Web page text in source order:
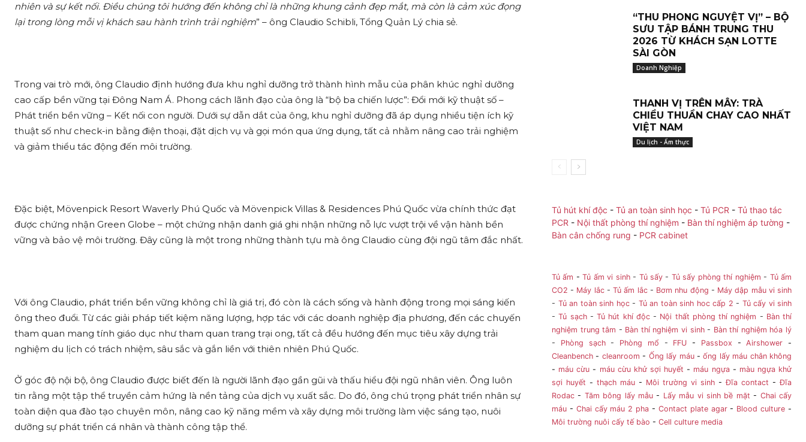
nhiên và sự kết nối. Điều chúng tôi hướng đến không chỉ là những khung cảnh đẹp mắt, mà còn là cảm xúc đọng
lại trong lòng mỗi vị khách sau hành trình trải nghiệm” – ông Claudio Schibli, Tổng Quản Lý chia sẻ.
Trong vai trò mới, ông Claudio định hướng đưa khu nghỉ dưỡng trở thành hình mẫu của phân khúc nghỉ dưỡng
cao cấp bền vững tại Đông Nam Á. Phong cách lãnh đạo của ông là “bộ ba chiến lược”: Đổi mới kỹ thuật số –
Phát triển bền vững – Kết nối con người. Dưới sự dẫn dắt của ông, khu nghỉ dưỡng đã áp dụng nhiều tiện ích kỹ
thuật số như check-in bằng điện thoại, đặt dịch vụ và gọi món qua ứng dụng, tất cả nhằm nâng cao trải nghiệm
và giảm thiểu tác động đến môi trường.
Đặc biệt, Mövenpick Resort Waverly Phú Quốc và Mövenpick Villas & Residences Phú Quốc vừa chính thức đạt
được chứng nhận Green Globe – một chứng nhận danh giá ghi nhận những nỗ lực vượt trội về vận hành bền
vững và bảo vệ môi trường. Đây cũng là một trong những thành tựu mà ông Claudio cùng đội ngũ tâm đắc nhất.
Với ông Claudio, phát triển bền vững không chỉ là giá trị, đó còn là cách sống và hành động trong mọi sáng kiến
ông theo đuổi. Từ các giải pháp tiết kiệm năng lượng, hợp tác với các doanh nghiệp địa phương, đến các chuyến
tham quan mang tính giáo dục như tham quan trang trại ong, tất cả đều hướng đến mục tiêu xây dựng trải
nghiệm du lịch có trách nhiệm, sâu sắc và gắn liền với thiên nhiên Phú Quốc.
Ở góc độ nội bộ, ông Claudio được biết đến là người lãnh đạo gần gũi và thấu hiểu đội ngũ nhân viên. Ông luôn
tin rằng một tập thể truyền cảm hứng là nền tảng của dịch vụ xuất sắc. Do đó, ông chú trọng phát triển nhân sự
toàn diện qua đào tạo chuyên môn, nâng cao kỹ năng mềm và xây dựng môi trường làm việc sáng tạo, nuôi
dưỡng sự phát triển cá nhân và thành công tập thể.
“THU PHONG NGUYỆT VỊ” – BỘ
SƯU TẬP BÁNH TRUNG THU
2026 TỪ KHÁCH SẠN LOTTE
SÀI GÒN
Doanh Nghiệp
THANH VỊ TRÊN MÂY: TRÀ
CHIỀU THUẦN CHAY CAO NHẤT
VIỆT NAM
Du lịch - Ẩm thực
Tủ hút khí độc - Tủ an toàn sinh học - Tủ PCR - Tủ thao tác
PCR - Nội thất phòng thí nghiệm - Bàn thí nghiệm áp tường -
Bàn cân chống rung - PCR cabinet
Tủ ấm -Tủ ấm vi sinh- Tủ sấy - Tủ sấy phòng thí nghiệm - Tủ ấm
CO2 - Máy lắc-Tủ ấm lắc- Bơm nhu động - Máy dập mẫu vi sinh
- Tủ an toàn sinh học- Tủ an toàn sinh hoc cấp 2 - Tủ cấy vi sinh
-Tủ sạch- Tủ hút khí độc- Nội thất phòng thí nghiệm - Bàn thí
nghiệm trung tâm - Bàn thí nghiệm vi sinh- Bàn thí nghiệm hóa lý
- Phòng sạch- Phòng mổ - FFU - Passbox -Airshower -
Cleanbench - cleanroom - Ống lấy máu-ống lấy máu chân không
- máu cừu - máu cừu khử sợi huyết - máu ngựa- màu ngựa khử
sợi huyết - thạch máu - Môi trường vi sinh -Đĩa contact -Đĩa
Rodac - Tăm bông lấy mẫu - Lấy mẫu vi sinh bề mặt - Chai cấy
máu - Chai cấy máu 2 pha - Contact plate agar- Blood culture -
Môi trường nuôi cấy tế bào - Cell culture media